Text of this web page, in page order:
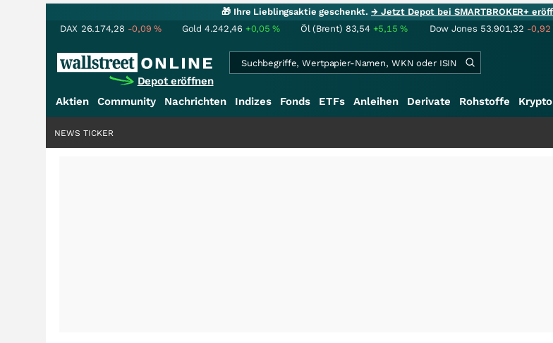
🎁 Ihre Lieblingsaktie geschenkt.→ Jetzt Depot bei SMARTBROKER+
DAX 26.174,28 -0,09% Gold 4.242,46 +0,05% Öl (Brent) 83,54 +5,15% Dow Jones 53.901,32 -0,92
Depot eröffnen
Aktien Community Nachrichten Indizes Fonds ETFs Anleihen Derivate Rohstoffe Krypto
NEWS TICKER